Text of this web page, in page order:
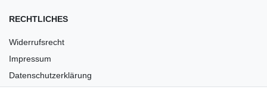
RECHTLICHES
Widerrufsrecht
Impressum
Datenschutzerklärung